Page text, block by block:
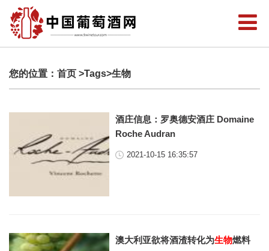
您的位置： 首页 >Tags>生物
酒庄信息：罗奥德安酒庄 Domaine
Roche Audran
2021-10-15 16:35:57
澳大利亚欲将酒渣转化为生物燃料